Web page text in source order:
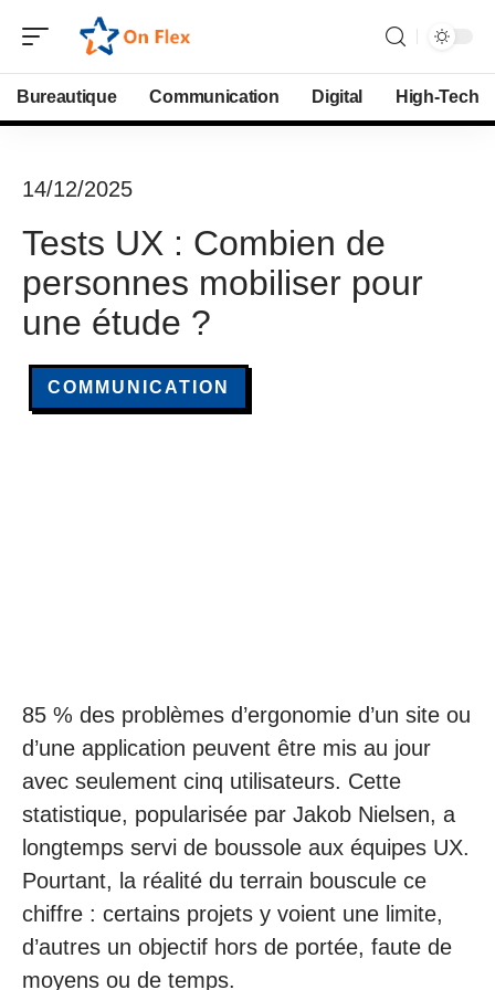
Bureautique Communication Digital High-Tech
14/12/2025
Tests UX : Combien de
personnes mobiliser pour
une étude ?
COMMUNICATION
85 % des problèmes d’ergonomie d’un site ou
d’une application peuvent être mis au jour
avec seulement cinq utilisateurs. Cette
statistique, popularisée par Jakob Nielsen, a
longtemps servi de boussole aux équipes UX.
Pourtant, la réalité du terrain bouscule ce
chiffre : certains projets y voient une limite,
d’autres un objectif hors de portée, faute de
moyens ou de temps.